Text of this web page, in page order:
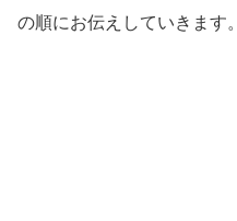
の順にお伝えしていきます。